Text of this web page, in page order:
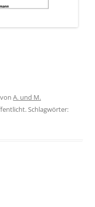
von A. und M.
Schlagwörter: